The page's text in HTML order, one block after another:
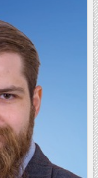
ROHSTOFFMANGEL
VORBEREITET